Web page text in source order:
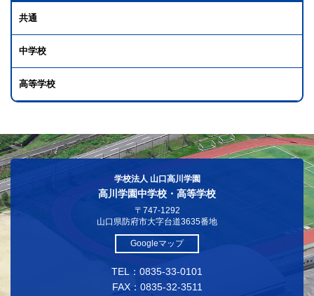
共通
中学校
高等学校
学校法人 山口高川学園
高川学園中学校・高等学校
〒747-1292
山口県防府市大字台道3635番地
Googleマップ
TEL：0835-33-0101
FAX：0835-32-3511